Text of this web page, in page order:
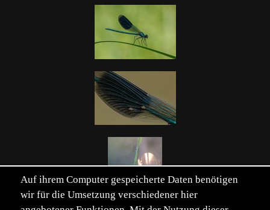
Auf ihrem Computer gespeicherte Daten benötigen
wir für die Umsetzung verschiedener hier